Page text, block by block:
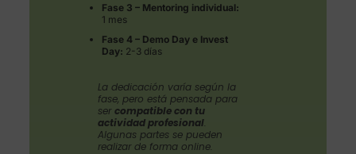
Fase 3 – Mentoring individual:
1 mes
Fase 4 – Demo Day e Invest
Day: 2-3 días
La dedicación varía según la
fase, pero está pensada para
sercompatible con tu
actividad profesional.
Algunas partes se pueden
realizar de forma online.